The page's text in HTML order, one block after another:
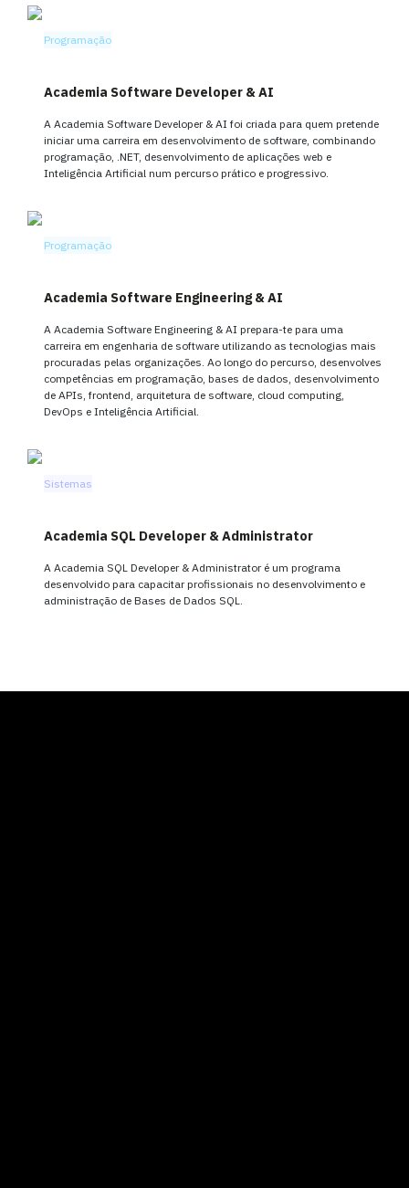
Programação
Academia Software Developer & AI
A Academia Software Developer & AI foi criada para quem pretende
iniciar uma carreira em desenvolvimento de software, combinando
programação, .NET, desenvolvimento de aplicações web e
Inteligência Artificial num percurso prático e progressivo.
Programação
Academia Software Engineering & AI
A Academia Software Engineering & AI prepara-te para uma
carreira em engenharia de software utilizando as tecnologias mais
procuradas pelas organizações. Ao longo do percurso, desenvolves
competências em programação, bases de dados, desenvolvimento
de APIs, frontend, arquitetura de software, cloud computing,
DevOps e Inteligência Artificial.
Sistemas
Academia SQL Developer & Administrator
A Academia SQL Developer & Administrator é um programa
desenvolvido para capacitar profissionais no desenvolvimento e
administração de Bases de Dados SQL.